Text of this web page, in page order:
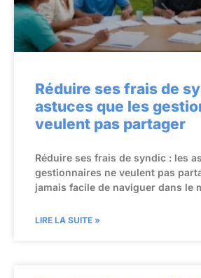
Réduire ses frais de
astuces que les
veulent pas partager
Réduire ses frais de syndic : les
gestionnaires ne veulent pas
jamais facile de naviguer dans le
LIRE LA SUITE »